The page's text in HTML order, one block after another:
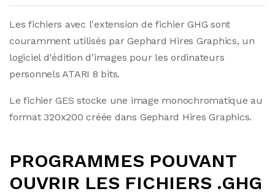
Les fichiers avec l'extension de fichier GHG sont
couramment utilisés par Gephard Hires Graphics, un
logiciel d'édition d'images pour les ordinateurs
personnels ATARI 8 bits.
Le fichier GES stocke une image monochromatique au
format 320x200 créée dans Gephard Hires Graphics.
PROGRAMMES POUVANT
OUVRIR LES FICHIERS .GHG